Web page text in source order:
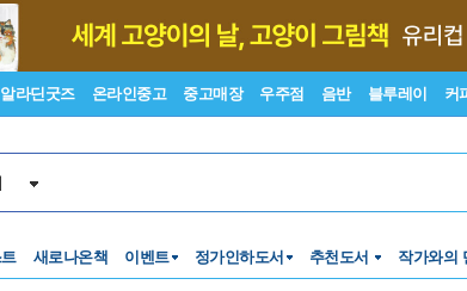
알라딘굿즈 온라인중고 중고매장 우주점 음반 블루레이 커
새로나온책 이벤트 정가인하도서 추천도서 작가와의